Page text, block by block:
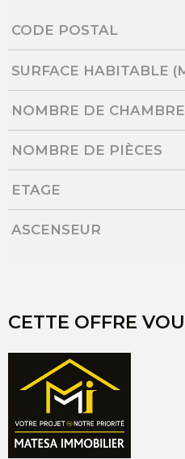
Caractérisque Valeurs
CODE POSTAL
SURFACE HABITABLE
NOMBRE DE
NOMBRE DE PIÈCES
ETAGE
ASCENSEUR
CETTE OFFRE